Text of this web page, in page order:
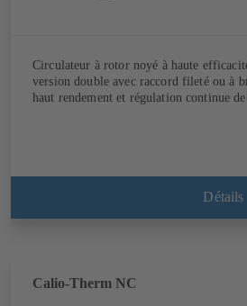
Circulateur à rotor noyé à haute
version double avec raccord fileté ou à
haut rendement et régulation continue
Détails
Calio-Therm NC